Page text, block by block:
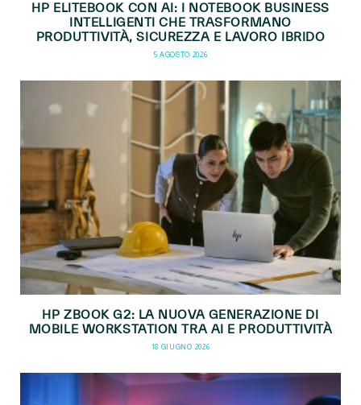
HP ELITEBOOK CON AI: I NOTEBOOK BUSINESS
INTELLIGENTI CHE TRASFORMANO
PRODUTTIVITÀ, SICUREZZA E LAVORO IBRIDO
5 AGOSTO 2026
HP ZBOOK G2: LA NUOVA GENERAZIONE DI
MOBILE WORKSTATION TRA AI E PRODUTTIVITÀ
18 GIUGNO 2026